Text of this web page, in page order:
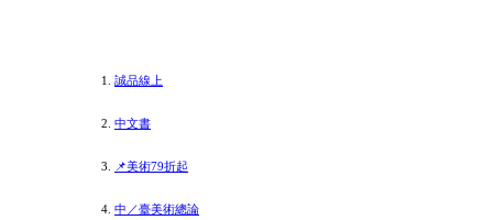
誠品線上
中文書
📌美術79折起
中／臺美術總論